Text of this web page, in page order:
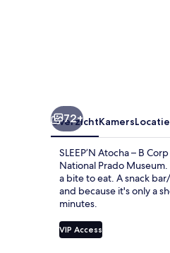
72+
OverzichtKamersLocatie
SLEEP’N Atocha – B
National Prado
a bite to eat. A snack
and because it's only a
minutes.
VIP Access